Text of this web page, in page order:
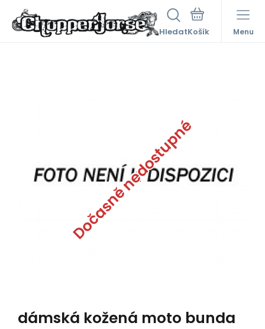
Hledat Menu
Dočasně nedostupné
dámská kožená moto bunda